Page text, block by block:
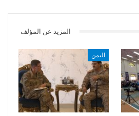
المزيد عن المؤلف
اليمن